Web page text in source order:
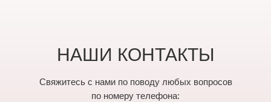
НАШИ КОНТАКТЫ
Свяжитесь с нами по поводу любых вопросов
по номеру телефона: